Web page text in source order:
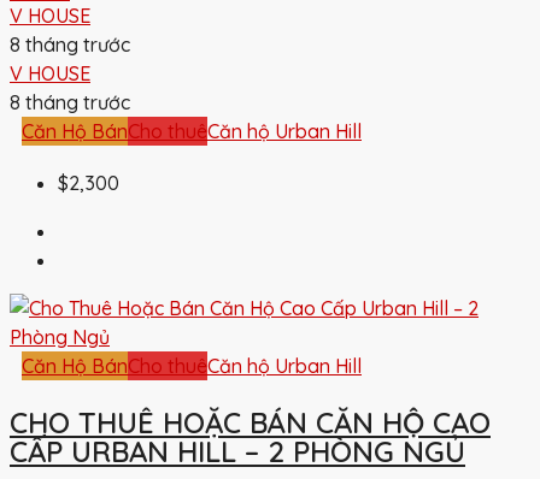
V HOUSE
8 tháng trước
V HOUSE
8 tháng trước
Căn Hộ BánCho thuêCăn hộ Urban Hill
$2,300
Căn Hộ BánCho thuêCăn hộ Urban Hill
CHO THUÊ HOẶC BÁN CĂN HỘ CAO
CẤP URBAN HILL – 2 PHÒNG NGỦ